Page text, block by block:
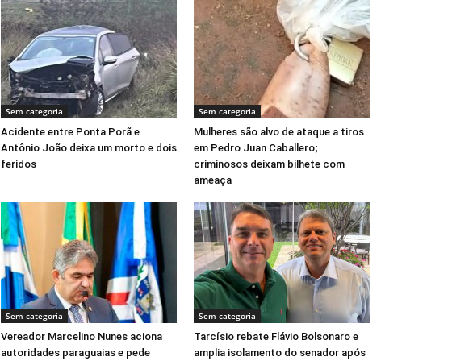
Sem categoria
Acidente entre Ponta Porã e
Antônio João deixa um morto e dois
feridos
Sem categoria
Mulheres são alvo de ataque a tiros
em Pedro Juan Caballero;
criminosos deixam bilhete com
ameaça
Sem categoria
Vereador Marcelino Nunes aciona
autoridades paraguaias e pede
Sem categoria
Tarcísio rebate Flávio Bolsonaro e
amplia isolamento do senador após